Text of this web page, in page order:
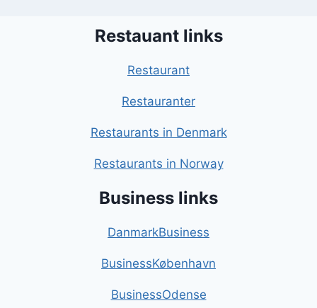
Restauant links
Restaurant
Restauranter
Restaurants in Denmark
Restaurants in Norway
Business links
DanmarkBusiness
BusinessKøbenhavn
BusinessOdense